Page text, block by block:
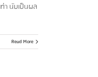
า นับเป็นผล
Read More